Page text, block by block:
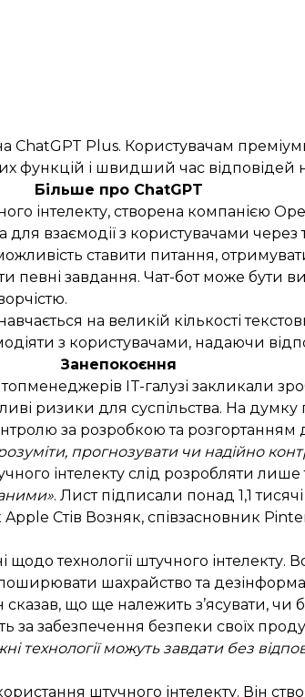
Plus. Користувачам
функцій і швидший час відповідей
Більше про ChatGPT
інтелекту, створена компанією
взаємодії з користувачами через
ставити питання,
певні завдання. Чат-бот може бути
на великій кількості
з користувачами, надаючи
Занепокоєння
IT-галузі закликали
ризики для суспільства. На думку
за розробкою та
прогнозувати чи надійно
інтелекту слід розробляти лише
. Лист підписали понад 1,1
Стів Возняк, співзасновник
щодо технології штучного інтелекту.
шахрайство та
що ще належить з’ясувати, чи
за забезпечення безпеки своїх
технології можуть завдати без
штучного інтелекту. Він